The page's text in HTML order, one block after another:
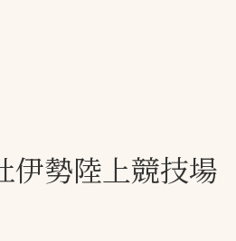
全天候舗装
伊勢陸上競技場